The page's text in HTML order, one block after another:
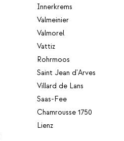
Innerkrems
Valmeinier
Valmorel
Vattiz
Rohrmoos
Saint Jean d'Arves
Villard de Lans
Saas-Fee
Chamrousse 1750
Lienz